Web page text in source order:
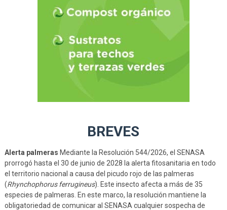
BREVES
Alerta palmeras Mediante la Resolución 544/2026, el SENASA
prorrogó hasta el 30 de junio de 2028 la alerta fitosanitaria en todo
el territorio nacional a causa del picudo rojo de las palmeras
(Rhynchophorus ferrugineus). Este insecto afecta a más de 35
especies de palmeras. En este marco, la resolución mantiene la
obligatoriedad de comunicar al SENASA cualquier sospecha de